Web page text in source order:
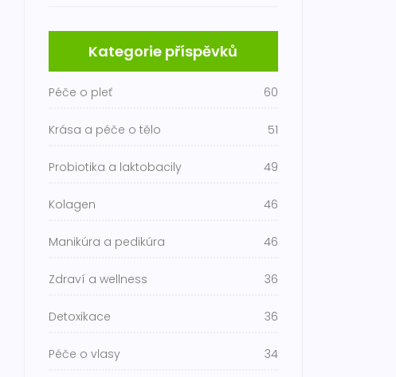
Kategorie příspěvků
Péče o pleť 60
Krása a péče o tělo 51
Probiotika a laktobacily 49
Kolagen 46
Manikúra a pedikúra 46
Zdraví a wellness 36
Detoxikace 36
Péče o vlasy 34